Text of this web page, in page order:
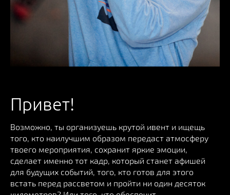
Привет!
Возможно, ты организуешь крутой ивент и ищещь
того, кто наилучшим образом передаст атмосферу
твоего мероприятия, сохранит яркие эмоции,
сделает именно тот кадр, который станет афишей
для будущих событий, того, кто готов для этого
встать перед рассветом и пройти ни один десяток